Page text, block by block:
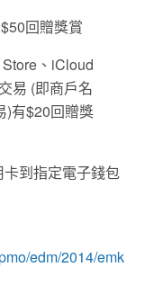
回贈獎賞
、iCloud
易 (即商戶名
)有$20回贈獎
到指定電子錢包
edm/2014/emk